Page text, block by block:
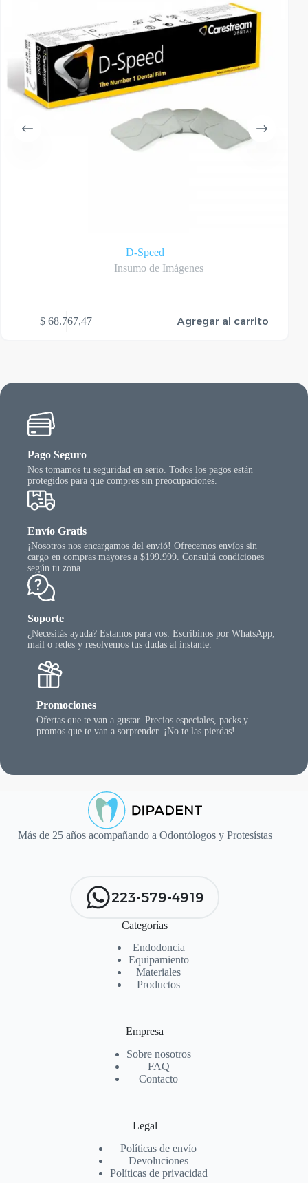
D-Speed
Insumo de Imágenes
$ 68.767,47 Agregar al carrito
Pago Seguro
Nos tomamos tu seguridad en serio. Todos los pagos están
protegidos para que compres sin preocupaciones.
Envío Gratis
¡Nosotros nos encargamos del envió! Ofrecemos envíos sin
cargo en compras mayores a $199.999. Consultá condiciones
según tu zona.
Soporte
¿Necesitás ayuda? Estamos para vos. Escribinos por WhatsApp,
mail o redes y resolvemos tus dudas al instante.
Promociones
Ofertas que te van a gustar. Precios especiales, packs y
promos que te van a sorprender. ¡No te las pierdas!
Más de 25 años acompañando a Odontólogos y Protesístas
223-579-4919
Categorías
Endodoncia
Equipamiento
Materiales
Productos
Empresa
Sobre nosotros
FAQ
Contacto
Legal
Políticas de envío
Devoluciones
Políticas de privacidad